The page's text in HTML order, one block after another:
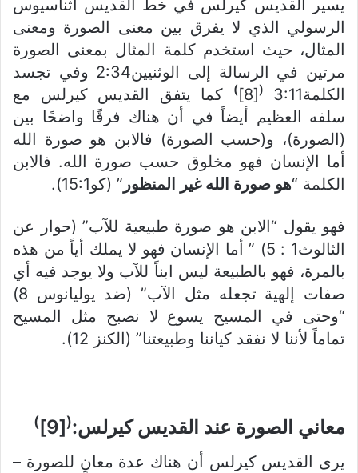
يسير القديس كيرلس في خط القديس أثناسيوس
الرسولي الذي لا يفرق بين معنى الصورة ومعنى
المثال، حيث استخدم كلمة المثال بمعنى الصورة
مرتين في الرسالة إلى الوثنيين2:34 وفي تجسد
الكلمة3:11
(
[8]
)
كما يتفق القديس كيرلس مع
سلفه العظيم أيضاً في أن هناك فرقًا واضحًا بين
(الصورة)، و(حسب الصورة) فالابن هو صورة الله
أما الإنسان فهو مخلوق حسب صورة الله. فالابن
الكلمة “هو صورة الله غير المنظور ” (كو15:1).
فهو يقول “الابن هو صورة طبيعية للآب” (حوار عن
الثالوث1 : 5) ” أما الإنسان فهو لا يملك أياً من هذه
بالمرة، فهو بالطبيعة ليس ابناً للآب ولا يوجد فيه أي
صفات إلهية تجعله مثل الآب” (ضد يوليانوس 8)
“وحتى في المسيح يسوع لا نصبح مثل المسيح
تماماً لأننا لا نفقد كياننا وطبيعتنا” (الكنز 12).
معاني الصورة عند القديس كيرلس:
(
[9]
)
يرى القديس كيرلس أن هناك عدة معانٍ للصورة –